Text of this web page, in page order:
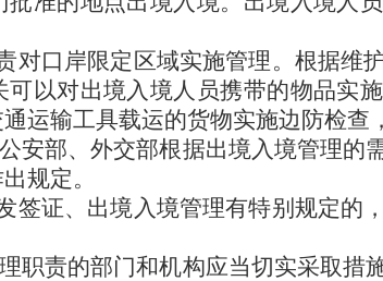
对口岸限定区域实施管理。根据维
以对出境入境人员携带的物品实
运输工具载运的货物实施边防检查
安部、外交部根据出境入境管理的
规定。
签证、出境入境管理有特别规定的
职责的部门和机构应当切实采取措